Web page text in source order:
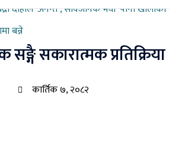
‘अनन्त’, सार्वजनिक भयो ‘पानी खोलाको’
बन्ने
सकारात्मक प्रतिक्रिया
कार्तिक ७, २०८२